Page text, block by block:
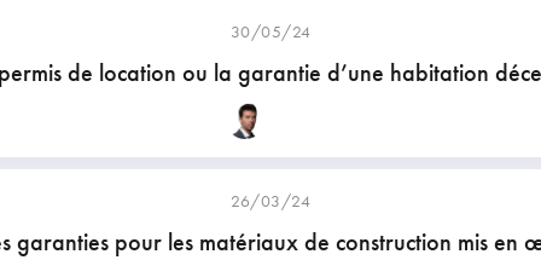
30/05/24
de location ou la garantie d’une habitation
26/03/24
garanties pour les matériaux de construction mis en